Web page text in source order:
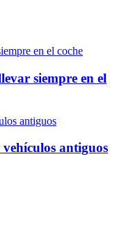
siempre en el
vehículos antiguos